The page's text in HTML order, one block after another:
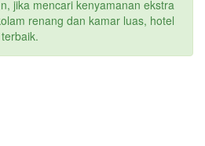
jika mencari kenyamanan ekstra
renang dan kamar luas, hotel